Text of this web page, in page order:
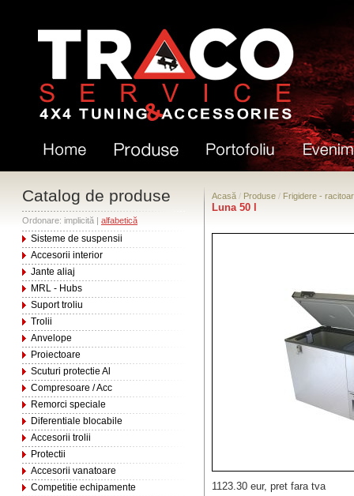
Catalog de produse
Ordonare: implicită | alfabetică
Sisteme de suspensii
Accesorii interior
Jante aliaj
MRL - Hubs
Suport troliu
Trolii
Anvelope
Proiectoare
Scuturi protectie Al
Compresoare / Acc
Remorci speciale
Diferentiale blocabile
Accesorii trolii
Protectii
Accesorii vanatoare
Competitie echipamente
Acasă / Produse / Frigidere -
Luna 50 l
1123.30 eur, pret fara tva